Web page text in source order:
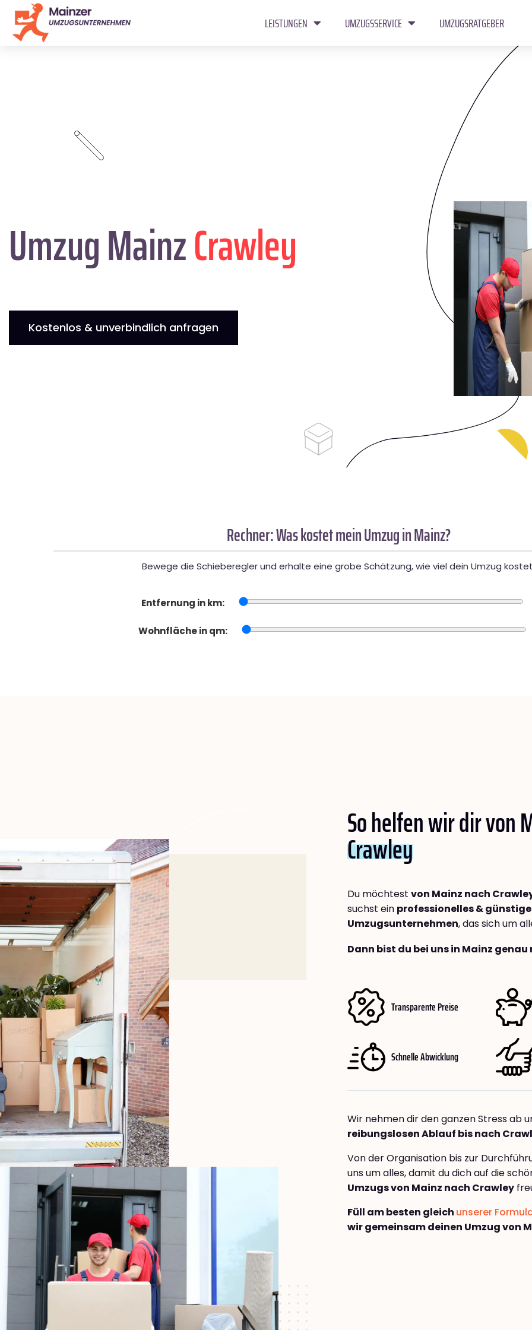
LEISTUNGEN UMZUGSSERVICE UMZUGSRATGEBER
Umzug MainzCrawley
Kostenlos & unverbindlich anfragen
Rechner: Was kostet mein Umzug in Mainz?
Bewege die Schieberegler und erhalte eine grobe Schätzung, wie viel dein Umzug
Entfernung in km:
Wohnfläche in qm:
So helfen wir dir von
Crawley
Du möchtest von Mainz nach
suchst ein professionelles &
Umzugsunternehmen, das sich um
Dann bist du bei uns in Mainz
Transparente Preise
Schnelle Abwicklung
Wir nehmen dir den ganzen Stress ab
reibungslosen Ablauf bis nach
Von der Organisation bis zur
uns um alles, damit du dich auf die
Umzugs von Mainz nach Crawley
Füll am besten gleich unserer
wir gemeinsam deinen Umzug von